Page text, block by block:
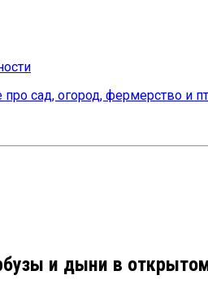
и птицеводство
и дыни в